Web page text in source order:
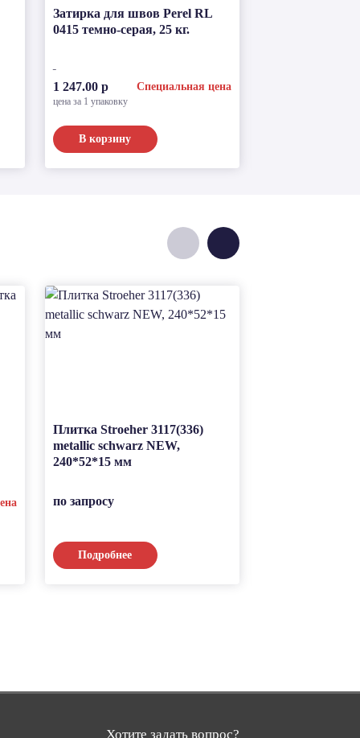
Затирка для швов Perel RL
0415 темно-серая, 25 кг.
1 247.00 р Специальная цена
цена за 1 упаковку
В корзину
Плитка Stroeher 3117(336)
metallic schwarz NEW,
240*52*15 мм
по запросу
Подробнее
Хотите задать вопрос?